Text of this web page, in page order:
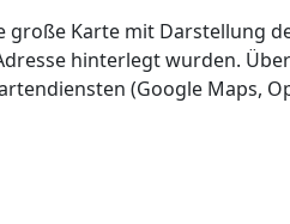
Karte mit Darstellung
hinterlegt wurden.
(Google Maps,